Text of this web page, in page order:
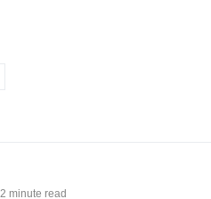
2 minute read